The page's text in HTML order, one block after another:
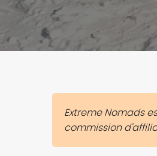
Extreme Nomads
commission